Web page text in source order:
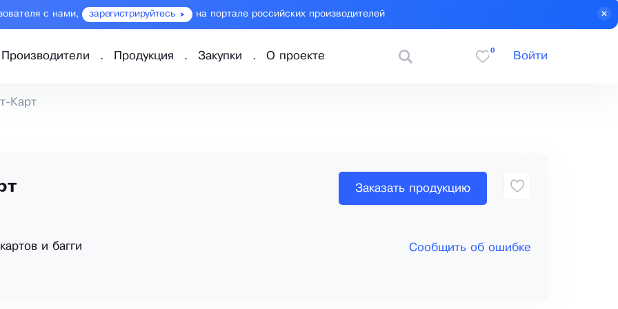
с нами, зарегистрируйтесь на портале российских производителей
Производители Продукция Закупки О проекте
0
Войти
Карт
и багги
Заказать продукцию
Сообщить об ошибке